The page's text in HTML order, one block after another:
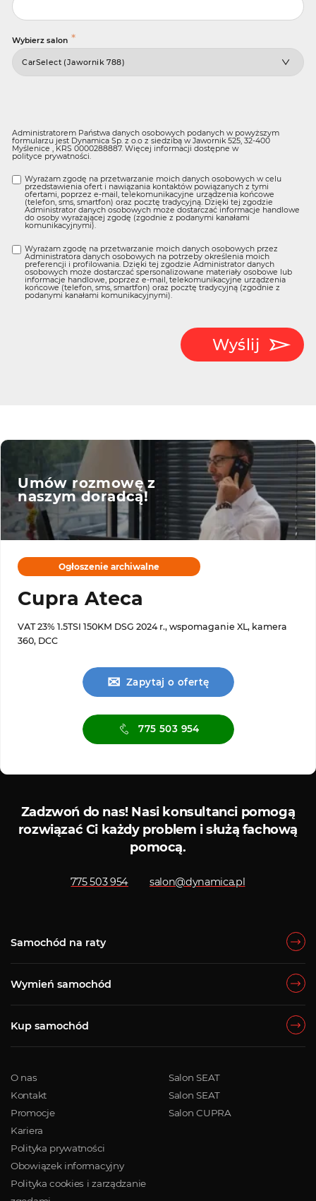
Wybierz salon *
Administratorem Państwa danych osobowych podanych w powyższym
formularzu jest Dynamica Sp. z o.o z siedzibą w Jawornik 525, 32-400
Myślenice , KRS 0000288887. Więcej informacji dostępne w
polityce prywatności
Wyrażam zgodę na przetwarzanie moich danych osobowych w celu
przedstawienia ofert i nawiązania kontaktów powiązanych z tymi
ofertami, poprzez e-mail, telekomunikacyjne urządzenia końcowe
(telefon, sms, smartfon) oraz pocztę tradycyjną. Dzięki tej zgodzie
Administrator danych osobowych może dostarczać informacje handlowe
do osoby wyrażającej zgodę (zgodnie z podanymi kanałami
komunikacyjnymi).
Wyrażam zgodę na przetwarzanie moich danych osobowych przez
Administratora danych osobowych na potrzeby określenia moich
preferencji i profilowania. Dzięki tej zgodzie Administrator danych
osobowych może dostarczać spersonalizowane materiały osobowe lub
informacje handlowe, poprzez e-mail, telekomunikacyjne urządzenia
końcowe (telefon, sms, smartfon) oraz pocztę tradycyjną (zgodnie z
podanymi kanałami komunikacyjnymi).
Wyślij
Umów rozmowę z
naszym doradcą!
Ogłoszenie archiwalne
Cupra Ateca
VAT 23% 1.5TSI 150KM DSG 2024 r., wspomaganie XL, kamera
360, DCC
✉ Zapytaj o ofertę
775 503 954
Zadzwoń do nas!Nasi konsultanci pomogą
rozwiązać Ci każdy problem i służą fachową
pomocą.
775 503 954 salon@dynamica.pl
Samochód na raty
Wymień samochód
Kup samochód
O nas
Kontakt
Promocje
Kariera
Polityka prywatności
Obowiązek informacyjny
Polityka cookies i zarządzanie
Salon SEAT
Salon SEAT
Salon CUPRA